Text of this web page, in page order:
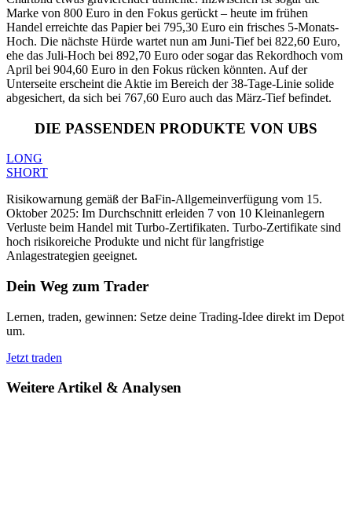
Marke von 800 Euro in den Fokus gerückt – heute im frühen
Handel erreichte das Papier bei 795,30 Euro ein frisches 5-Monats-
Hoch. Die nächste Hürde wartet nun am Juni-Tief bei 822,60 Euro,
ehe das Juli-Hoch bei 892,70 Euro oder sogar das Rekordhoch vom
April bei 904,60 Euro in den Fokus rücken könnten. Auf der
Unterseite erscheint die Aktie im Bereich der 38-Tage-Linie solide
abgesichert, da sich bei 767,60 Euro auch das März-Tief befindet.
DIE PASSENDEN PRODUKTE VON UBS
LONG
SHORT
Risikowarnung gemäß der BaFin-Allgemeinverfügung vom 15.
Oktober 2025: Im Durchschnitt erleiden 7 von 10 Kleinanlegern
Verluste beim Handel mit Turbo-Zertifikaten. Turbo-Zertifikate sind
hoch risikoreiche Produkte und nicht für langfristige
Anlagestrategien geeignet.
Dein Weg zum Trader
Lernen, traden, gewinnen: Setze deine Trading-Idee direkt im Depot
um.
Jetzt traden
Weitere Artikel & Analysen